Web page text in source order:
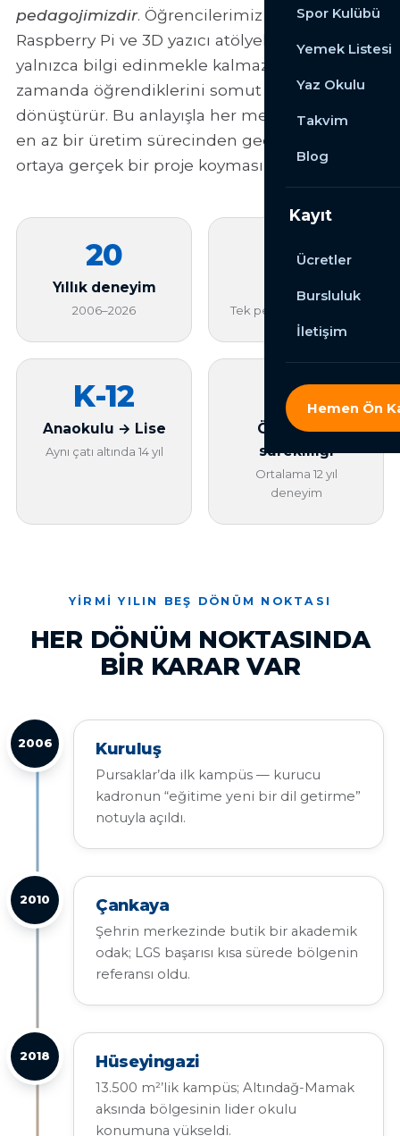
Spor Kulübü
Yemek Listesi
Yaz Okulu
Takvim
Blog
Kayıt
Ücretler
Bursluluk
İletişim
Hemen Ön
pedagojimizdir. Öğrencilerimiz Arduino,
Raspberry Pi ve 3D yazıcı atölyelerinde
yalnızca bilgi edinmekle kalmaz; aynı
zamanda öğrendiklerini somut projelere
dönüştürür. Bu anlayışla her mezunumuzun
en az bir üretim sürecinden geçmesini ve
ortaya gerçek bir proje koymasını hedefliyoruz.
20
Yıllık deneyim
2006–2026
3
Kampüs
Tek pedagoji, üç adres
K-12
Anaokulu → Lise
Aynı çatı altında 14 yıl
%95
Öğretmen
sürekliliği
Ortalama 12 yıl
deneyim
YIRMI YILIN BEŞ DÖNÜM NOKTASI
HER DÖNÜM NOKTASINDA
BIR KARAR VAR
2006 Kuruluş
Pursaklar’da ilk kampüs — kurucu
kadronun “eğitime yeni bir dil getirme”
notuyla açıldı.
2010 Çankaya
Şehrin merkezinde butik bir akademik
odak; LGS başarısı kısa sürede bölgenin
referansı oldu.
2018 Hüseyingazi
13.500 m²’lik kampüs; Altındağ-Mamak
aksında bölgesinin lider okulu
konumuna yükseldi.